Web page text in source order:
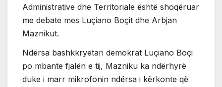
Administrative dhe Territoriale është shoqëruar
me debate mes Luçiano Boçit dhe Arbjan
Maznikut.
Ndërsa bashkkryetari demokrat Luçiano Boçi
po mbante fjalën e tij, Mazniku ka ndërhyrë
duke i marr mikrofonin ndërsa i kërkonte që